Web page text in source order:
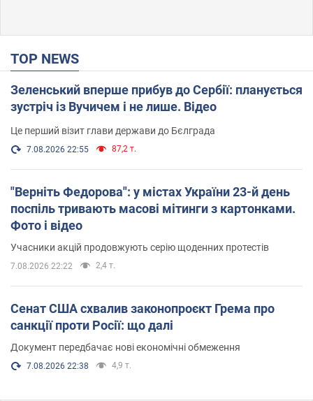
TOP NEWS
Зеленський вперше прибув до Сербії: планується
зустріч із Вучичем і не лише. Відео
Це перший візит глави держави до Бєлграда
7.08.2026 22:55 87,2 т.
"Верніть Федорова": у містах України 23-й день
поспіль тривають масові мітинги з картонками.
Фото і відео
Учасники акцій продовжують серію щоденних протестів
7.08.2026 22:22 2,4 т.
Сенат США схвалив законопроєкт Грема про
санкції проти Росії: що далі
Документ передбачає нові економічні обмеження
7.08.2026 22:38 4,9 т.